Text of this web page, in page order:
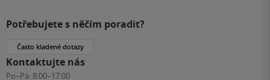
Potřebujete s něčím poradit?
Často kladené dotazy
Kontaktujte nás
Po–Pá: 8:00–17:00